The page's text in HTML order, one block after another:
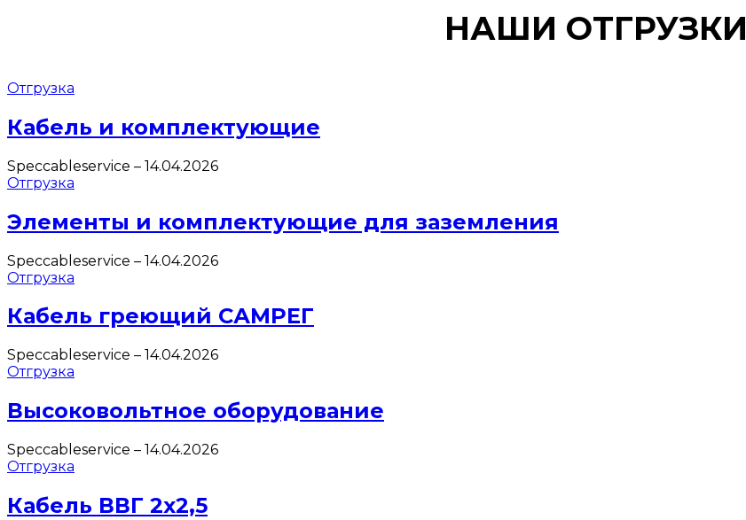
НАШИ ОТГРУЗКИ
Отгрузка
Кабель и комплектующие
Speccableservice – 14.04.2026
Отгрузка
Элементы и комплектующие для заземления
Speccableservice – 14.04.2026
Отгрузка
Кабель греющий САМРЕГ
Speccableservice – 14.04.2026
Отгрузка
Высоковольтное оборудование
Speccableservice – 14.04.2026
Отгрузка
Кабель ВВГ 2х2,5